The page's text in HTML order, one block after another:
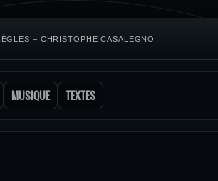
– CHRISTOPHE CASALEGNO
MUSIQUE TEXTES